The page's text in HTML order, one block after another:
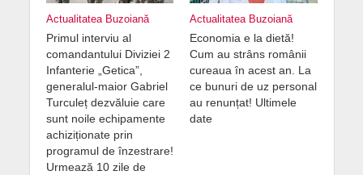
Actualitatea Buzoiană
Primul interviu al
comandantului Diviziei 2
Infanterie „Getica”,
generalul-maior Gabriel
Turculeț dezvăluie care
sunt noile echipamente
achiziționate prin
programul de înzestrare!
Urmează 10 zile de
Actualitatea Buzoiană
Economia e la dietă!
Cum au strâns românii
cureaua în acest an. La
ce bunuri de uz personal
au renunțat! Ultimele
date